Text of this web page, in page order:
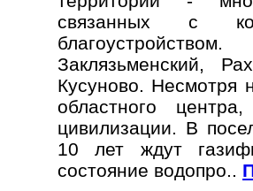
связанных с
Заклязьменский,
Кусуново. Несмотря
областного
цивилизации. В
10 лет ждут
состояние водопро..